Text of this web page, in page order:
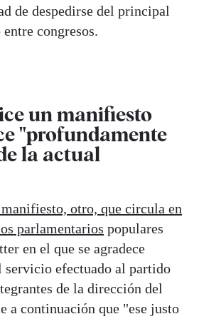
de despedirse del principal
congresos.
un manifiesto
"profundamente
la actual
otro, que circula en
parlamentarios populares
en el que se agradece
servicio efectuado al partido
de la dirección del
a continuación que "ese justo